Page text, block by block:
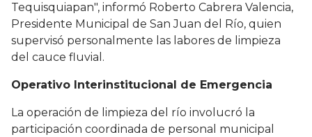
Tequisquiapan", informó Roberto Cabrera Valencia,
Presidente Municipal de San Juan del Río, quien
supervisó personalmente las labores de limpieza
del cauce fluvial.
Operativo Interinstitucional de Emergencia
La operación de limpieza del río involucró la
participación coordinada de personal municipal